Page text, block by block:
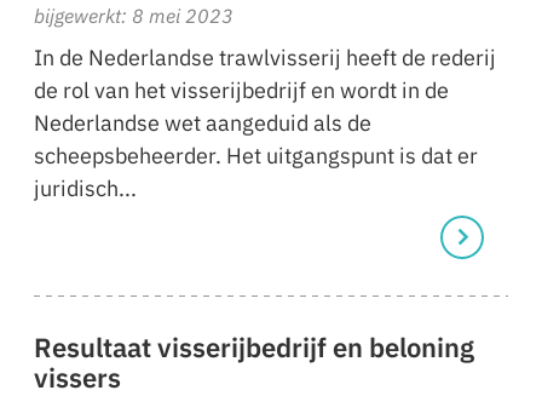
bijgewerkt: 8 mei 2023
In de Nederlandse trawlvisserij heeft de rederij
de rol van het visserijbedrijf en wordt in de
Nederlandse wet aangeduid als de
scheepsbeheerder. Het uitgangspunt is dat er
juridisch...
Resultaat visserijbedrijf en beloning
vissers